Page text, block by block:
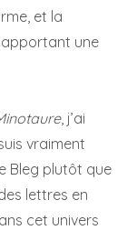
et la
apportant une
, j’ai
vraiment
Bleg plutôt que
lettres en
cet univers